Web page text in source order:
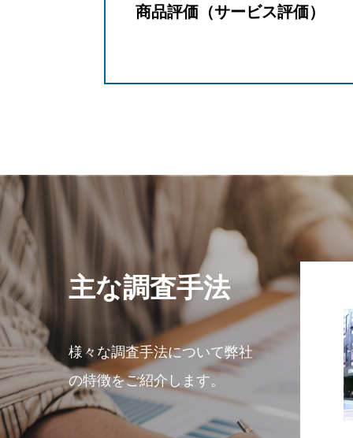
商品評価（サービス評価）
主な調査手法
様々な調査手法について弊社
の特徴をご紹介します。